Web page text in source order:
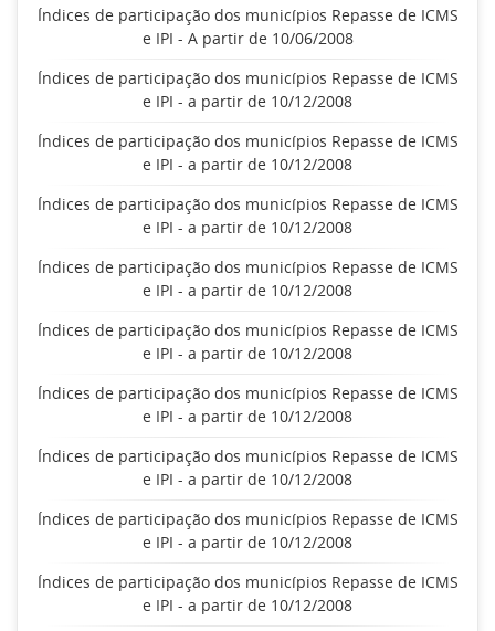
Índices de participação dos municípios Repasse de ICMS
e IPI - A partir de 10/06/2008
Índices de participação dos municípios Repasse de ICMS
e IPI - a partir de 10/12/2008
Índices de participação dos municípios Repasse de ICMS
e IPI - a partir de 10/12/2008
Índices de participação dos municípios Repasse de ICMS
e IPI - a partir de 10/12/2008
Índices de participação dos municípios Repasse de ICMS
e IPI - a partir de 10/12/2008
Índices de participação dos municípios Repasse de ICMS
e IPI - a partir de 10/12/2008
Índices de participação dos municípios Repasse de ICMS
e IPI - a partir de 10/12/2008
Índices de participação dos municípios Repasse de ICMS
e IPI - a partir de 10/12/2008
Índices de participação dos municípios Repasse de ICMS
e IPI - a partir de 10/12/2008
Índices de participação dos municípios Repasse de ICMS
e IPI - a partir de 10/12/2008